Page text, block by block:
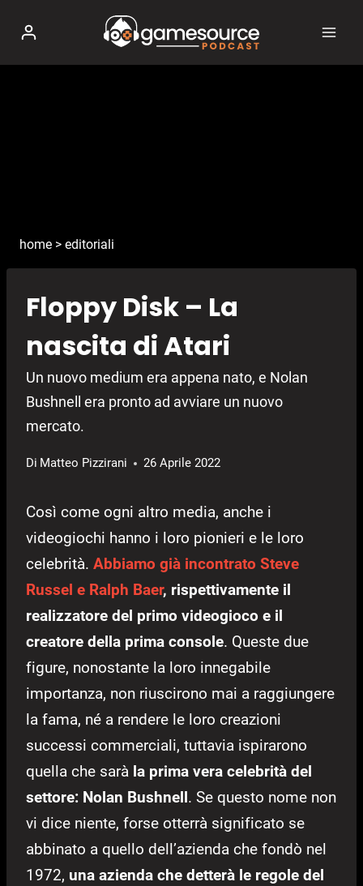
contenuto
home > editoriali
Floppy Disk – La
nascita di Atari
Un nuovo medium era appena nato, e Nolan
Bushnell era pronto ad avviare un nuovo
mercato.
Di Matteo Pizzirani 26 Aprile 2022
Così come ogni altro media, anche i
videogiochi hanno i loro pionieri e le loro
celebrità. Abbiamo già incontrato Steve
Russel e Ralph Baer, rispettivamente il
realizzatore del primo videogioco e il
creatore della prima console. Queste due
figure, nonostante la loro innegabile
importanza, non riuscirono mai a raggiungere
la fama, né a rendere le loro creazioni
successi commerciali, tuttavia ispirarono
quella che sarà la prima vera celebrità del
settore: Nolan Bushnell. Se questo nome non
vi dice niente, forse otterrà significato se
abbinato a quello dell’azienda che fondò nel
1972, una azienda che detterà le regole del